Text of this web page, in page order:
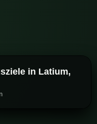
in Latium,